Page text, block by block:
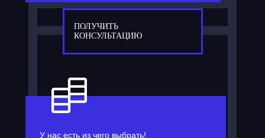
ПОЛУЧИТЬ
КОНСУЛЬТАЦИЮ
У нас есть из чего выбрать!